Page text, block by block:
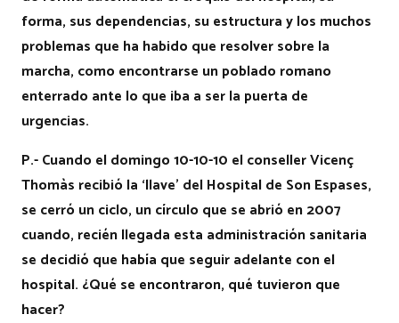
forma, sus dependencias, su estructura y los muchos
problemas que ha habido que resolver sobre la
marcha, como encontrarse un poblado romano
enterrado ante lo que iba a ser la puerta de
urgencias.
P.- Cuando el domingo 10-10-10 el conseller Vicenç
Thomàs recibió la ‘llave’ del Hospital de Son Espases,
se cerró un ciclo, un círculo que se abrió en 2007
cuando, recién llegada esta administración sanitaria
se decidió que había que seguir adelante con el
hospital. ¿Qué se encontraron, qué tuvieron que
hacer?